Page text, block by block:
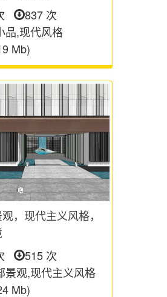
837 次
品,现代风格
Mb)
，现代主义风格，
515 次
景观,现代主义风格
Mb)